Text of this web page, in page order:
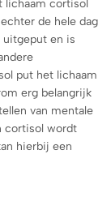
lichaam cortisol
de hele dag
uitgeput en is
put het lichaam
erg belangrijk
van mentale
cortisol wordt
hierbij een